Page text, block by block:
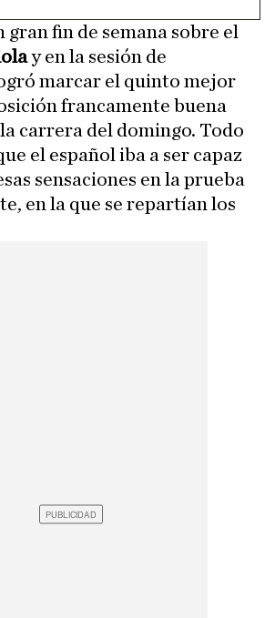
gran fin de semana sobre el
y en la sesión de
marcar el quinto mejor
francamente buena
carrera del domingo. Todo
el español iba a ser capaz
sensaciones en la prueba
en la que se repartían los